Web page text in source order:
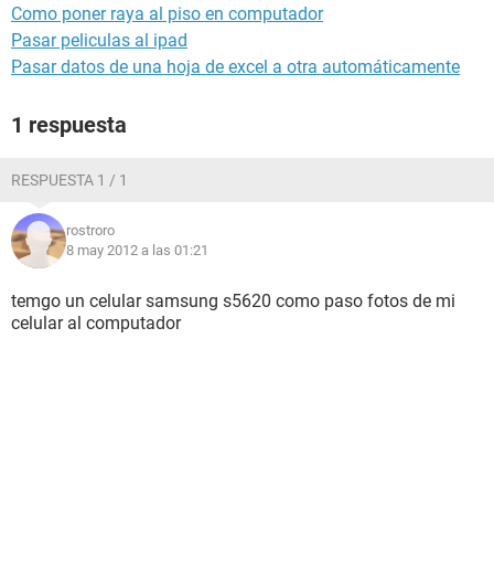
Como poner raya al piso en computador
Pasar peliculas al ipad
Pasar datos de una hoja de excel a otra automáticamente
1 respuesta
RESPUESTA 1 / 1
rostroro
8 may 2012 a las 01:21
temgo un celular samsung s5620 como paso fotos de mi
celular al computador